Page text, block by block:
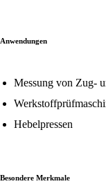
Anwendungen
Messung von Zug-
Hebelpressen
Besondere Merkmale